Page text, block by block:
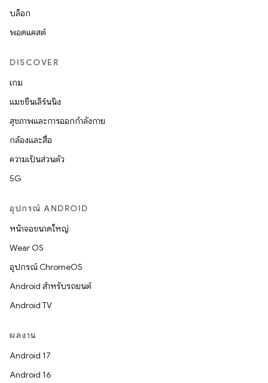
บล็อก
พอดแคสต์
DISCOVER
เกม
แมชชีนเลิร์นนิง
สุขภาพและการออกกำลังกาย
กล้องและสื่อ
ความเป็นส่วนตัว
5G
อุปกรณ์ ANDROID
หน้าจอขนาดใหญ่
Wear OS
อุปกรณ์ ChromeOS
Android สำหรับรถยนต์
Android TV
ผลงาน
Android 17
Android 16